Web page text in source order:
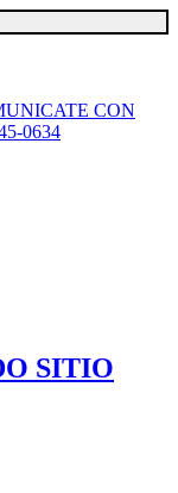
CON
0634
SITIO